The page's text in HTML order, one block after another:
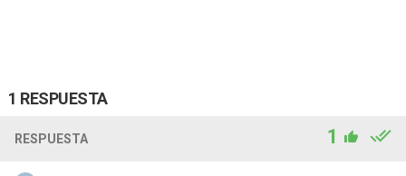
1 RESPUESTA
RESPUESTA 1